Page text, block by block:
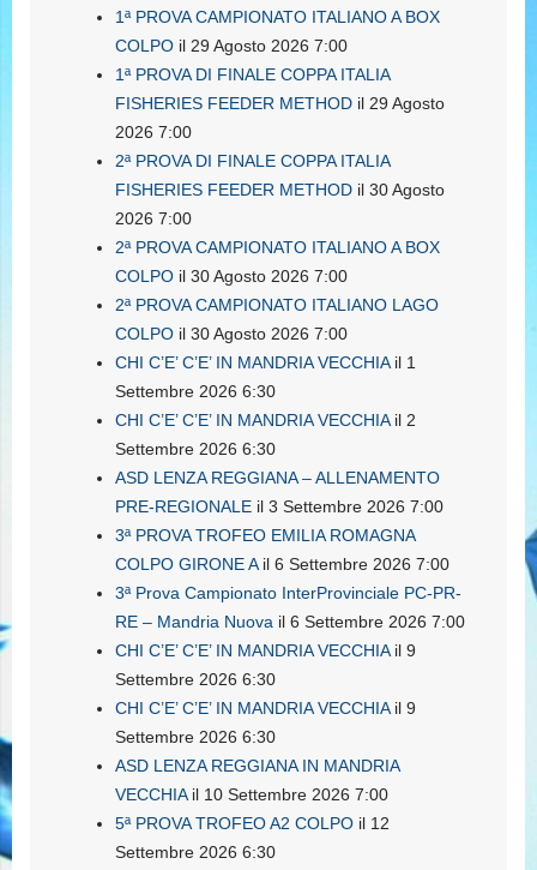
1ª PROVA CAMPIONATO ITALIANO A BOX
COLPO il 29 Agosto 2026 7:00
1ª PROVA DI FINALE COPPA ITALIA
FISHERIES FEEDER METHOD il 29 Agosto
2026 7:00
2ª PROVA DI FINALE COPPA ITALIA
FISHERIES FEEDER METHOD il 30 Agosto
2026 7:00
2ª PROVA CAMPIONATO ITALIANO A BOX
COLPO il 30 Agosto 2026 7:00
2ª PROVA CAMPIONATO ITALIANO LAGO
COLPO il 30 Agosto 2026 7:00
CHI C’E’ C’E’ IN MANDRIA VECCHIAil 1
Settembre 2026 6:30
CHI C’E’ C’E’ IN MANDRIA VECCHIAil 2
Settembre 2026 6:30
ASD LENZA REGGIANA – ALLENAMENTO
PRE-REGIONALE il 3 Settembre 2026 7:00
3ª PROVA TROFEO EMILIA ROMAGNA
COLPO GIRONE Ail 6 Settembre 2026 7:00
3ª Prova Campionato InterProvinciale PC-PR-
RE – Mandria Nuova il 6 Settembre 2026 7:00
CHI C’E’ C’E’ IN MANDRIA VECCHIAil 9
Settembre 2026 6:30
CHI C’E’ C’E’ IN MANDRIA VECCHIAil 9
Settembre 2026 6:30
ASD LENZA REGGIANA IN MANDRIA
VECCHIAil 10 Settembre 2026 7:00
5ª PROVA TROFEO A2 COLPO il 12
Settembre 2026 6:30